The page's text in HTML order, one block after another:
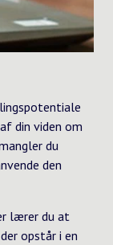
din viden om
du
den
lærer du at
opstår i en